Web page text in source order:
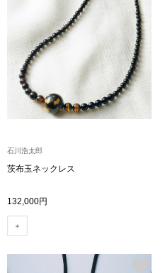
石川浩太郎
茨布玉ネックレス
132,000円